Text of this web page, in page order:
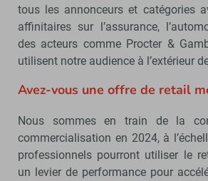
tous les annonceurs et catégories
affinitaires sur l’assurance,
des acteurs comme Procter &
utilisent notre audience à l’extérieur
Avez-vous une offre de retail
Nous sommes en train de la
commercialisation en 2024, à
professionnels pourront utiliser le
un levier de performance pour